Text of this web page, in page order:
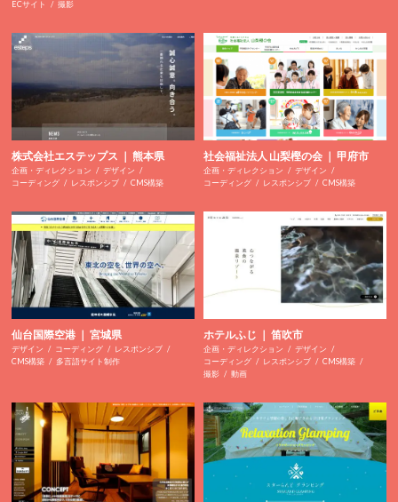
ECサイト
撮影
株式会社エステップス ｜ 熊本県
企画・ディレクション
デザイン
コーディング
レスポンシブ CMS構築
社会福祉法人 山梨樫の会 ｜ 甲府市
企画・ディレクション
デザイン
コーディング
レスポンシブ CMS構築
仙台国際空港 ｜ 宮城県
デザイン コーディング
レスポンシブ
CMS構築
多言語サイト制作
ホテルふじ ｜ 笛吹市
企画・ディレクション
デザイン
コーディング
レスポンシブ
CMS構築
撮影
動画